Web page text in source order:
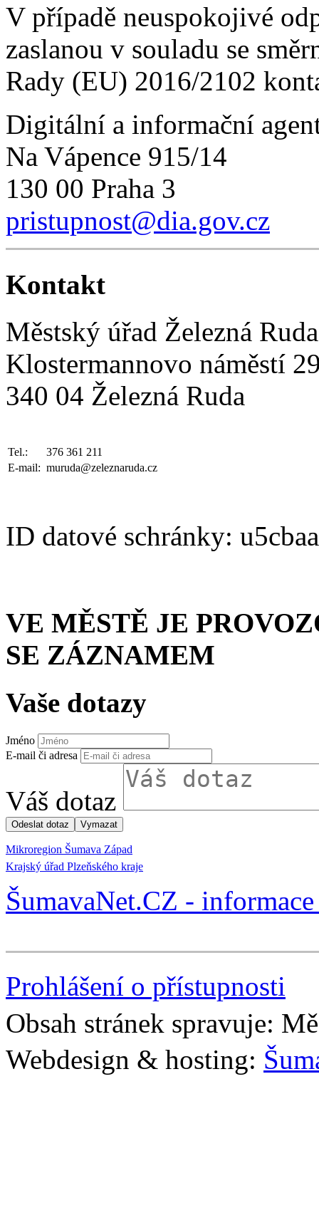
V případě neuspokojivé
zaslanou v souladu se
Rady (EU) 2016/2102
Digitální a informační
Na Vápence 915/14
130 00 Praha 3
pristupnost@dia.gov.cz
Kontakt
Městský úřad Železná Ruda
Klostermannovo náměstí
340 04 Železná Ruda
Tel.:
376 361 211
E-mail: muruda@zeleznaruda.cz
ID datové schránky:
VE MĚSTĚ JE
SE ZÁZNAMEM
Vaše dotazy
Jméno
E-mail či adresa
Váš dotaz
Mikroregion Šumava Západ
Krajský úřad Plzeňského kraje
ŠumavaNet.CZ -
Prohlášení o přístupnosti
Obsah stránek spravuje:
Webdesign & hosting: